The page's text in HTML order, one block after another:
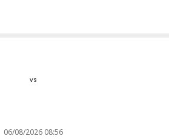
vs
06/08/2026 08:56